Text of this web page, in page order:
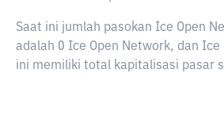
Saat ini jumlah pasokan Ice Open
adalah 0 Ice Open Network, dan Ice
ini memiliki total kapitalisasi pasar